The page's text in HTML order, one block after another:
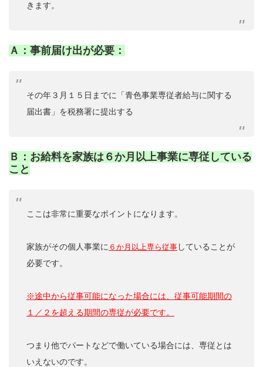
きます。
Ａ：事前届け出が必要：
その年３月１５日までに「青色事業専従者給与に関する
届出書」を税務署に提出する
Ｂ：お給料を家族は６か月以上事業に専従している
こと
ここは非常に重要なポイントになります。
家族がその個人事業に ６か月以上専ら従事 していることが
必要です。
※途中から従事可能になった場合には、従事可能期間の
１／２を超える期間の専従が必要です。
つまり他でパートなどで働いている場合には、専従とは
いえないのです。